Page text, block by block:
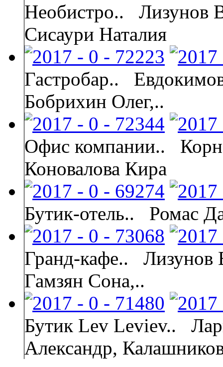
Необистро..
Лизунов
Сисаури Наталия
Гастробар..
Бобрихин Олег,..
Офис компании..
Коновалова Кира
Бутик-отель.. Ромас
Гранд-кафе..
Лизунов
Гамзян Сона,..
Бутик Lev Leviev..
Александр,